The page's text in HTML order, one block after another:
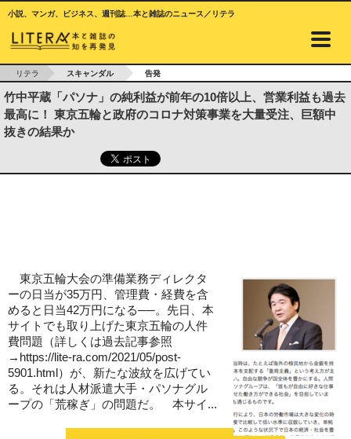
小説、マンガ、ビジネス、週刊誌…本と雑誌のニュース／リテラ
リテラ スキャンダル 告発
竹中平蔵「パソナ」の純利益が前年の10倍以上、営業利益も過去
最高に！ 東京五輪と政府のコロナ対策事業を大量受注、巨額中
抜きの結果か
東京五輪大会の準備業務ディレクタ
ーの日当が35万円、管理費・経費を含
めると日当42万円になる──。先日、本
サイトでも取り上げた東京五輪の人件
費問題（詳しくは過去記事参照
→https://lite-ra.com/2021/05/post-
5901.html）が、新たな波紋を広げてい
る。それは人材派遣大手・パソナグル
ープの「荒稼ぎ」の問題だ。 本サイ...